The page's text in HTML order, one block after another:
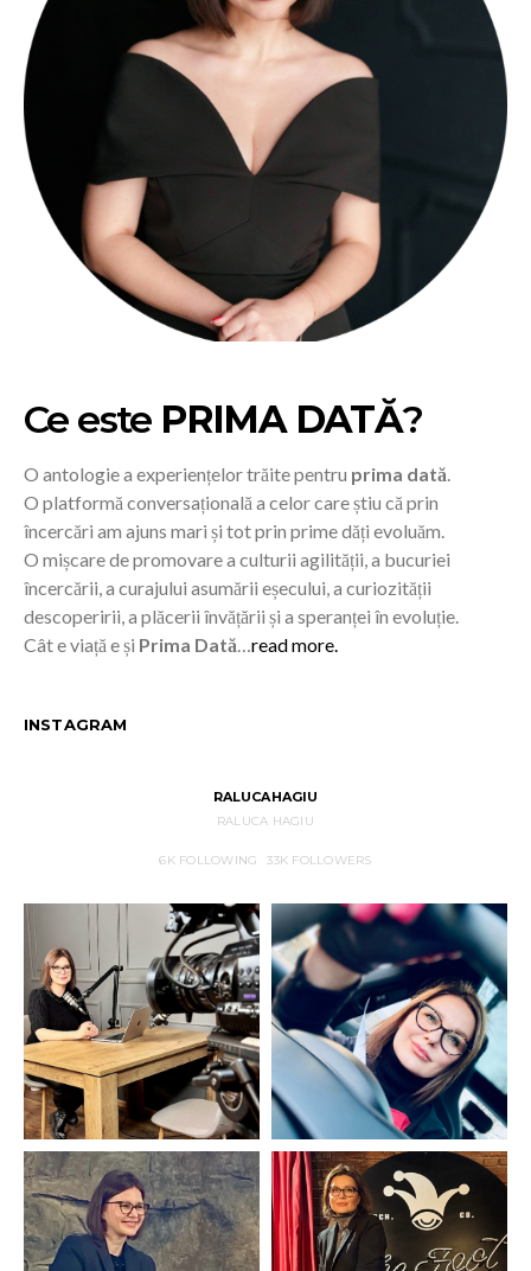
Ce este PRIMA DATĂ?
O antologie a experiențelor trăite pentru prima dată.
O platformă conversațională a celor care știu că prin
încercări am ajuns mari și tot prin prime dăți evoluăm.
O mișcare de promovare a culturii agilității, a bucuriei
încercării, a curajului asumării eșecului, a curiozității
descoperirii, a plăcerii învățării și a speranței în evoluție.
Cât e viață e și Prima Dată…read more.
INSTAGRAM
RALUCAHAGIU
RALUCA HAGIU
6KFOLLOWING 33K FOLLOWERS